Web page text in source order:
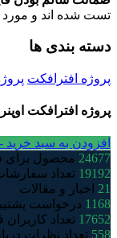
تست شده اند و مورد
دسته بندی ها
پروژه افترافکت
پروژه افترافکت
افزودن به سبد خرید -
24677 محصول
19192 تعداد
21 اخبار و مقالات
1168 درخواست
17652 تعداد کاربران
558 تعداد نظرات